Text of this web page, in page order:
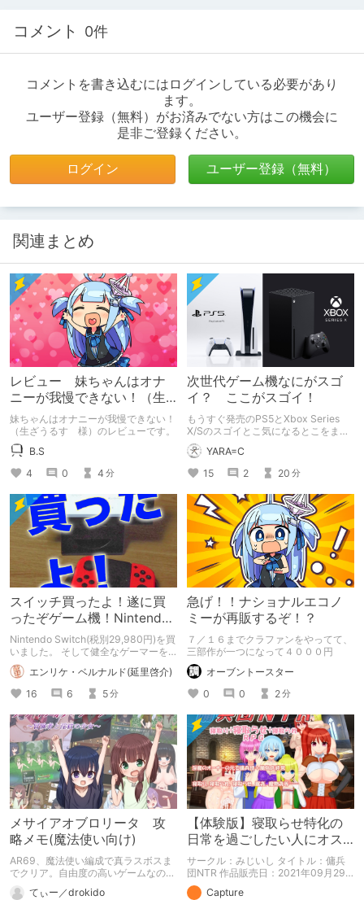
コメント 0件
コメントを書き込むにはログインしている必要があり
ます。
ユーザー登録（無料）がお済みでない方はこの機会に
是非ご登録ください。
ログイン ユーザー登録（無料）
関連まとめ
レビュー 妹ちゃんはオナ
ニーが我慢できない！（生
ざうるす 様）
妹ちゃんはオナニーが我慢できない！
（生ざうるす 様）のレビューです。
B.S
4
0 4 分
次世代ゲーム機なにがスゴ
イ？ ここがスゴイ！
もうすぐ発売のPS5とXbox Series
X/Sのスゴイとこ気になるとこをまと
めて解説！
YARA=C
15
2 20 分
スイッチ買ったよ！遂に買
ったぞゲーム機！Nintendo
Switch！
Nintendo Switch(税別29,980円)を買
いました。 そして健全なゲーマーを
目指す！ Switchは1日1時間！
エンリケ・ベルナルド(延里啓介)
16
6 5分
急げ！！ナショナルエコノ
ミーが再販するぞ！？
７／１６までクラファンをやってて、
三部作が一つになって４０００円
オーブントースター
0
0 2分
メサイアオブロリータ 攻
略メモ(魔法使い向け)
AR69、魔法使い編成で真ラスボスま
でクリア。自由度の高いゲームなので
下に攻略メモを残します。皆さんの冒
てぃー／drokido
【体験版】寝取らせ特化の
日常を過ごしたい人にオス
スメ！【行動記録】
サークル：みじいし タイトル：傭兵
団NTR 作品販売日：2021年09月29
日 発売済みの作品の体験版の内容を
中心に紹介しているまとめ記事です。
Capture